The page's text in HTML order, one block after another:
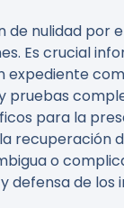
de nulidad
Es crucial
expediente
pruebas
para la
recuperación
o
de los